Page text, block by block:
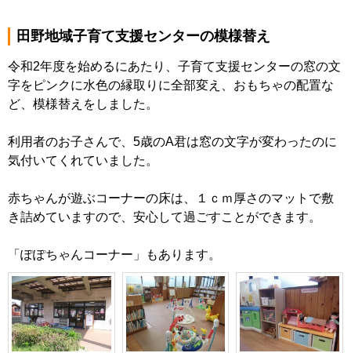
田野地域子育て支援センターの模様替え
令和2年度を始めるにあたり、子育て支援センターの窓の文
字をピンクに水色の縁取りに全部変え、おもちゃの配置な
ど、模様替えをしました。
利用者のお子さんで、5歳のA君は窓の文字が変わったのに
気付いてくれていました。
赤ちゃんが遊ぶコーナーの床は、１ｃｍ厚さのマットで敷
き詰めていますので、安心して過ごすことができます。
「ぽぽちゃんコーナー」もあります。